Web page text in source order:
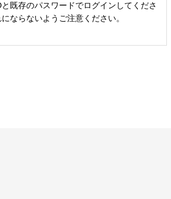
既存のパスワードでログインしてくださ
ならないようご注意ください。